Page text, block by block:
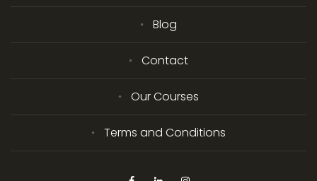
Blog
Contact
Our Courses
Terms and Conditions